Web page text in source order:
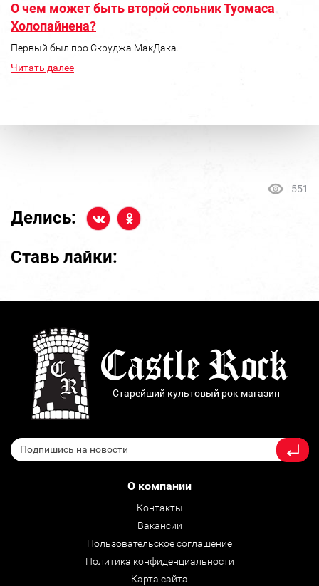
О чем может быть второй сольник Туомаса
Холопайнена?
Первый был про Скруджа МакДака.
Читать далее
551
Делись:
Ставь лайки:
Старейший культовый рок магазин
О компании
Контакты
Вакансии
Пользовательское соглашение
Политика конфиденциальности
Карта сайта